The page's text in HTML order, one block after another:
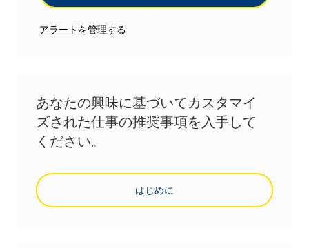
アラートを管理する
あなたの興味に基づいてカスタマイ
ズされた仕事の推奨事項を入手して
ください。
はじめに